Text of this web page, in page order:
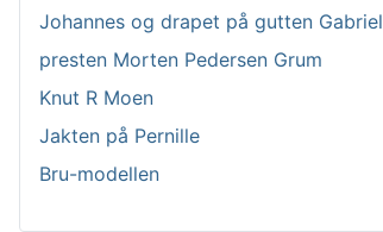
Johannes og drapet på gutten Gabriel
presten Morten Pedersen Grum
Knut R Moen
Jakten på Pernille
Bru-modellen